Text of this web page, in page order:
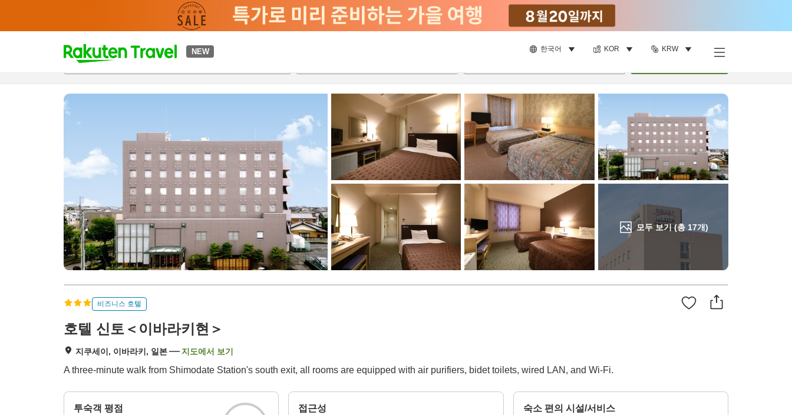
NEW 한국어 KOR KRW
t
p
a
g
e
h
모두 보기 (총 17개)
개요객실 & 숙박 상품이용 후기 편의 시설/서비스
비즈니스 호텔
호텔 신토＜이바라키현＞
지쿠세이, 이바라키, 일본 지도에서 보기
A three-minute walk from Shimodate Station's south exit, all rooms are equipped with air purifiers, bidet toilets, wired LAN, and Wi-Fi.
투숙객 평점 접근성 숙소 편의 시설/서비스